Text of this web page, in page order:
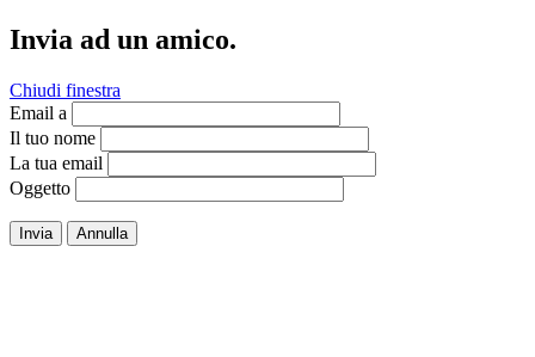
Invia ad un amico.
Chiudi finestra
Email a
Il tuo nome
La tua email
Oggetto
Invia Annulla